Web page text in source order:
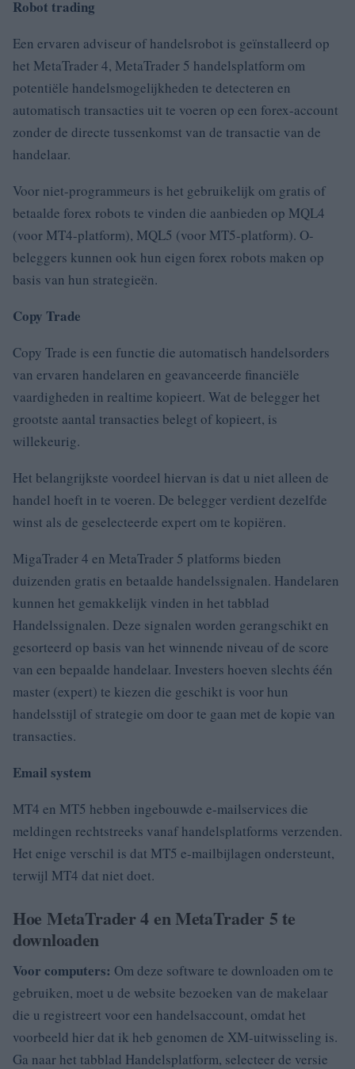
Robot trading
Een ervaren adviseur of handelsrobot is geïnstalleerd op
het MetaTrader 4, MetaTrader 5 handelsplatform om
potentiële handelsmogelijkheden te detecteren en
automatisch transacties uit te voeren op een forex-account
zonder de directe tussenkomst van de transactie van de
handelaar.
Voor niet-programmeurs is het gebruikelijk om gratis of
betaalde forex robots te vinden die aanbieden op MQL4
(voor MT4-platform), MQL5 (voor MT5-platform). O-
beleggers kunnen ook hun eigen forex robots maken op
basis van hun strategieën.
Copy Trade
Copy Trade is een functie die automatisch handelsorders
van ervaren handelaren en geavanceerde financiële
vaardigheden in realtime kopieert. Wat de belegger het
grootste aantal transacties belegt of kopieert, is
willekeurig.
Het belangrijkste voordeel hiervan is dat u niet alleen de
handel hoeft in te voeren. De belegger verdient dezelfde
winst als de geselecteerde expert om te kopiëren.
MigaTrader 4 en MetaTrader 5 platforms bieden
duizenden gratis en betaalde handelssignalen. Handelaren
kunnen het gemakkelijk vinden in het tabblad
Handelssignalen. Deze signalen worden gerangschikt en
gesorteerd op basis van het winnende niveau of de score
van een bepaalde handelaar. Investers hoeven slechts één
master (expert) te kiezen die geschikt is voor hun
handelsstijl of strategie om door te gaan met de kopie van
transacties.
Email system
MT4 en MT5 hebben ingebouwde e-mailservices die
meldingen rechtstreeks vanaf handelsplatforms verzenden.
Het enige verschil is dat MT5 e-mailbijlagen ondersteunt,
terwijl MT4 dat niet doet.
Hoe MetaTrader 4 en MetaTrader 5 te
downloaden
Voor computers: Om deze software te downloaden om te
gebruiken, moet u de website bezoeken van de makelaar
die u registreert voor een handelsaccount, omdat het
voorbeeld hier dat ik heb genomen de XM-uitwisseling is.
Ga naar het tabblad Handelsplatform, selecteer de versie